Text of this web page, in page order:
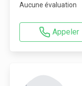
Aucune évaluation
Appeler